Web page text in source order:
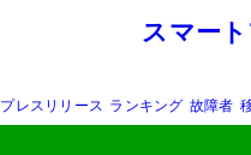
スマー
プレスリリース ランキング 故障者